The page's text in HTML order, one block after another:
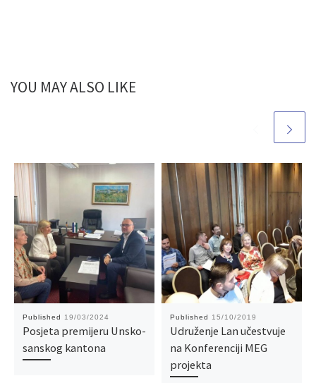
YOU MAY ALSO LIKE
Published 19/03/2024
Posjeta premijeru Unsko-
sanskog kantona
Published 15/10/2019
Udruženje Lan učestvuje
na Konferenciji MEG
projekta